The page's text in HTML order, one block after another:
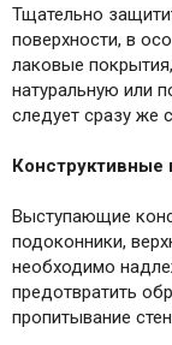
Тщательно
поверхности, в
лаковые
натуральную или
следует сразу же
Конструктивные
Выступающие
подоконники,
необходимо
предотвратить
пропитывание